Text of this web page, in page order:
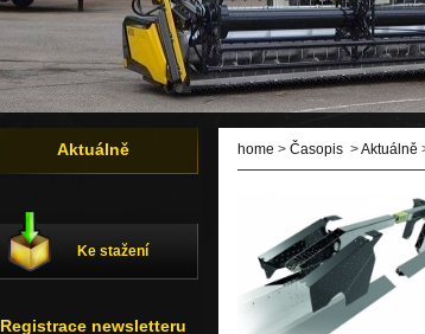
home > Časopis >Aktuálně
Aktuálně
Ke stažení
Registrace newsletteru